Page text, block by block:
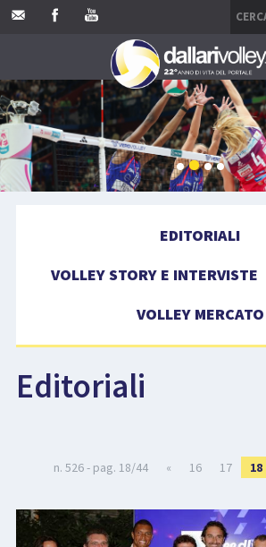
HOME
EDITORIALI
VOLLEY MERCATO
COMPETIZIONI
EDITORIALI
VOLLEY STORY E INTERVISTE
VOLLEY MERCATO
Editoriali
n. 526 - pag. 18/44 « 16 17 18